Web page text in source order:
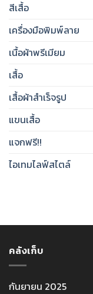
สีเสื้อ
เครื่องมือพิมพ์ลาย
เนื้อผ้าพรีเมียม
เสื้อ
เสื้อผ้าสำเร็จรูป
แขนเสื้อ
แจกฟรี!!
ไอเทมไลฟ์สไตล์
คลังเก็บ
กันยายน 2025